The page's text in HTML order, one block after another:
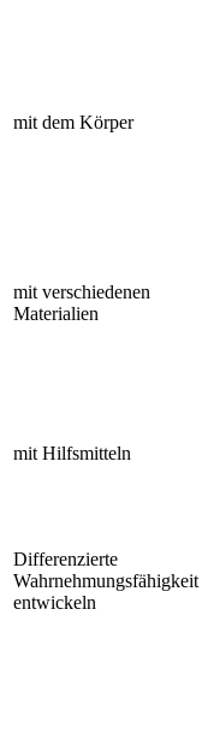
mit dem Körper
mit verschiedenen
Materialien
mit Hilfsmitteln
Differenzierte
Wahrnehmungsfähigkeit
entwickeln